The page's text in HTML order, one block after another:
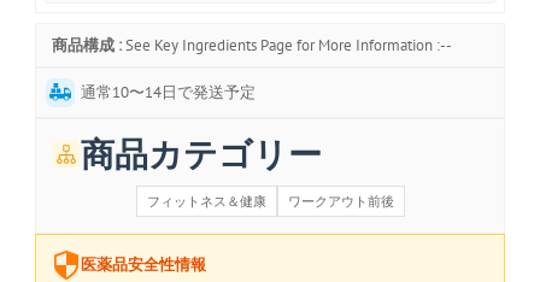
商品構成 : See Key Ingredients Page for More Information :--
通常10〜14日で発送予定
商品カテゴリー
フィットネス＆健康 ワークアウト前後
医薬品安全性情報